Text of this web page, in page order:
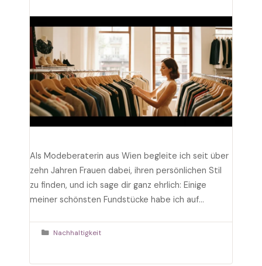
Als Modeberaterin aus Wien begleite ich seit über
zehn Jahren Frauen dabei, ihren persönlichen Stil
zu finden, und ich sage dir ganz ehrlich: Einige
meiner schönsten Fundstücke habe ich auf
als ein digitaler Flohmarkt, sie ist eine echte
Kategorien
Nachhaltigkeit